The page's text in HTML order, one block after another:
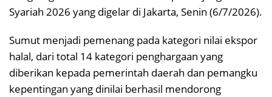
Syariah 2026 yang digelar di Jakarta, Senin (6/7/2026).
Sumut menjadi pemenang pada kategori nilai ekspor
halal, dari total 14 kategori penghargaan yang
diberikan kepada pemerintah daerah dan pemangku
kepentingan yang dinilai berhasil mendorong